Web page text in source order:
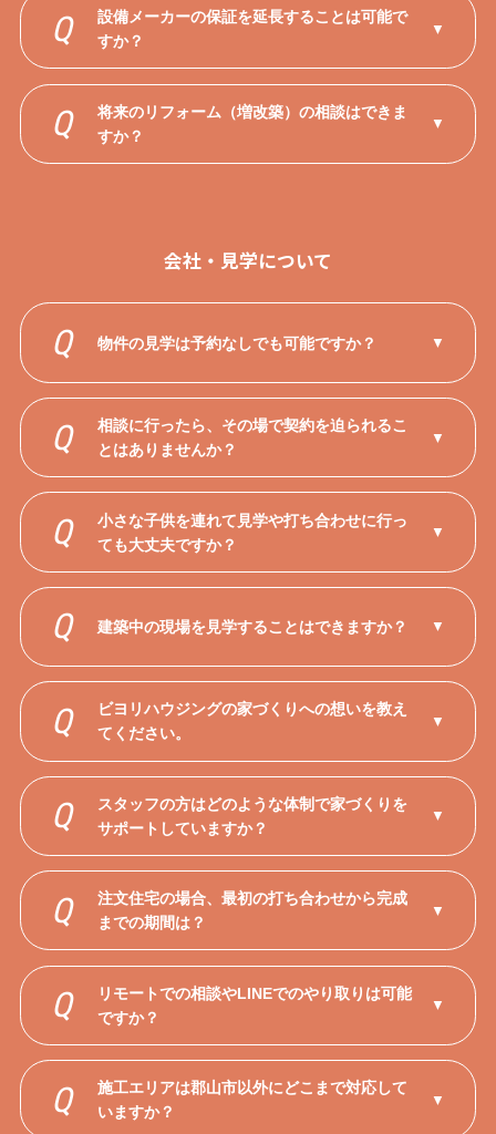
Q
設備メーカーの保証を延長することは可能で
すか？
▼
Q
将来のリフォーム（増改築）の相談はできま
すか？
▼
会社・見学について
Q 物件の見学は予約なしでも可能ですか？ ▼
Q
相談に行ったら、その場で契約を迫られるこ
とはありませんか？
▼
Q
小さな子供を連れて見学や打ち合わせに行っ
ても大丈夫ですか？
▼
Q 建築中の現場を見学することはできますか？ ▼
Q
ビヨリハウジングの家づくりへの想いを教え
てください。
▼
Q
スタッフの方はどのような体制で家づくりを
サポートしていますか？
▼
Q
注文住宅の場合、最初の打ち合わせから完成
までの期間は？
▼
Q
リモートでの相談やLINEでのやり取りは可能
ですか？
▼
Q
施工エリアは郡山市以外にどこまで対応して
いますか？
▼